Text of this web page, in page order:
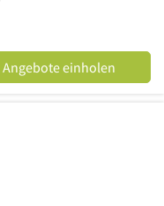
Angebote einholen